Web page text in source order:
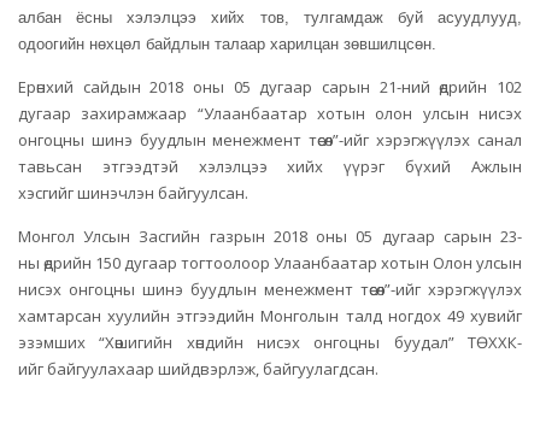
албан ёсны хэлэлцээ хийх тов, тулгамдаж буй асуудлууд,
одоогийн нөхцөл байдлын талаар харилцан зөвшилцсөн.
Ерөнхий сайдын 2018 оны 05 дугаар сарын 21-ний өдрийн 102
дугаар захирамжаар “Улаанбаатар хотын олон улсын нисэх
онгоцны шинэ буудлын менежмент төсөл”-ийг хэрэгжүүлэх санал
тавьсан этгээдтэй хэлэлцээ хийх үүрэг бүхий Ажлын
хэсгийгшинэчлэн байгуулсан.
Монгол Улсын Засгийн газрын 2018 оны 05 дугаар сарын 23-
ны өдрийн 150 дугаар тогтоолоор Улаанбаатар хотын Олон улсын
нисэх онгоцны шинэ буудлын менежмент төсөл”-ийг хэрэгжүүлэх
хамтарсан хуулийн этгээдийн Монголын талд ногдох 49 хувийг
эзэмших “Хөшигийн хөндийн нисэх онгоцны буудал”ТӨХХК-
ийг байгуулахаар шийдвэрлэж, байгуулагдсан.